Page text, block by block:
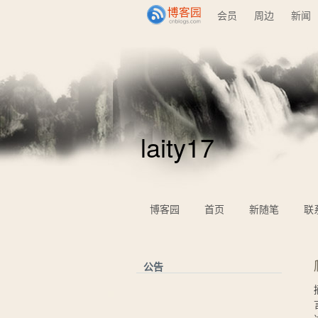
会员 周边 新闻
laity17
博客园 首页 新随笔 联
公告